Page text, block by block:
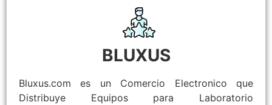
BLUXUS
Bluxus.com es un Comercio Electronico que
Distribuye Equipos para Laboratorio